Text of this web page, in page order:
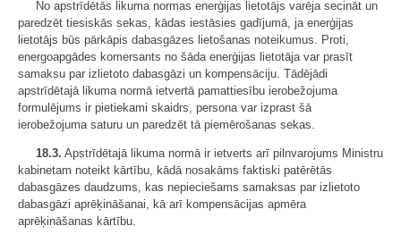
No apstrīdētās likuma normas enerģijas lietotājs varēja secināt un
paredzēt tiesiskās sekas, kādas iestāsies gadījumā, ja enerģijas
lietotājs būs pārkāpis dabasgāzes lietošanas noteikumus. Proti,
energoapgādes komersants no šāda enerģijas lietotāja var prasīt
samaksu par izlietoto dabasgāzi un kompensāciju. Tādējādi
apstrīdētajā likuma normā ietvertā pamattiesību ierobežojuma
formulējums ir pietiekami skaidrs, persona var izprast šā
ierobežojuma saturu un paredzēt tā piemērošanas sekas.
18.3. Apstrīdētajā likuma normā ir ietverts arī pilnvarojums Ministru
kabinetam noteikt kārtību, kādā nosakāms faktiski patērētās
dabasgāzes daudzums, kas nepieciešams samaksas par izlietoto
dabasgāzi aprēķināšanai, kā arī kompensācijas apmēra
aprēķināšanas kārtību.